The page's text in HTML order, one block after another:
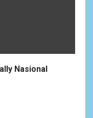
Nasional